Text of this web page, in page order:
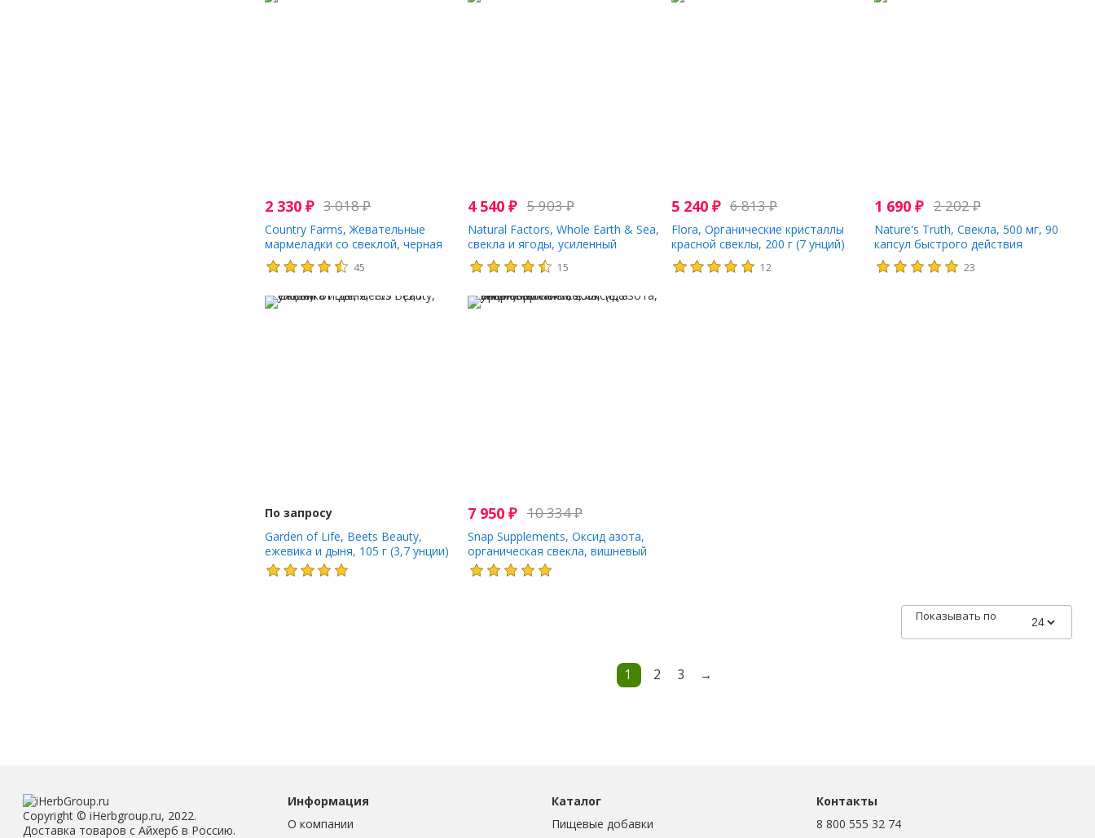
2 330 ₽ 3 018₽
Country Farms, Жевательные
мармеладки со свеклой, черная
вишня, 60 жевательных таблеток
45
4 540₽ 5 903₽
Natural Factors, Whole Earth & Sea,
свекла и ягоды, усиленный
антиоксидант, 187 г (6,6 унции)
15
5 240 ₽ 6 813₽
Flora, Органические кристаллы
красной свеклы, 200 г (7 унций)
12
1 690₽ 2 202₽
Nature's Truth, Свекла, 500 мг, 90
капсул быстрого действия
23
По запросу
Garden of Life, Beets Beauty,
ежевика и дыня, 105 г (3,7 унции)
7 950₽ 10 334₽
Snap Supplements, Оксид азота,
органическая свекла, вишневый
лайм, 250 г (8,8 унции)
Показывать по
1 2 3 →
Copyright © iHerbgroup.ru, 2022.
Доставка товаров с Айхерб в Россию.
Информация
О компании
Каталог
Пищевые добавки
Контакты
8 800 555 32 74